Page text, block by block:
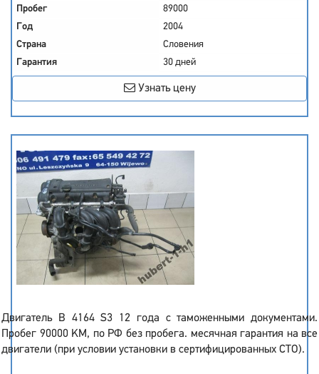
Пробег
89000
Год
2004
Страна
Словения
Гарантия
30 дней
Узнать цену
Двигатель B 4164 S3 12 года с таможенными документами.
Пробег 90000 KM, по РФ без пробега. месячная гарантия на все
двигатели (при условии установки в сертифицированных СТО).